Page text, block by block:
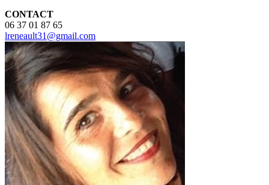
CONTACT
06 37 01 87 65
lreneault31@gmail.com